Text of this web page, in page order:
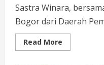
Sastra Winara,
Bogor dari Daerah
Read More
more